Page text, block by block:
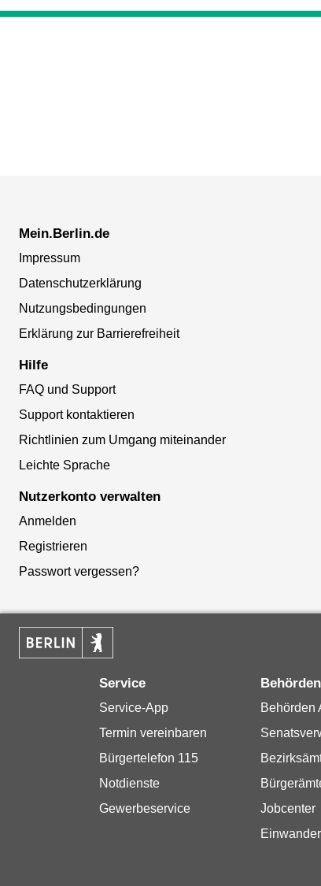
Mein.Berlin.de
Impressum
Datenschutzerklärung
Nutzungsbedingungen
Erklärung zur Barrierefreiheit
Hilfe
FAQ und Support
Support kontaktieren
Richtlinien zum Umgang miteinander
Leichte Sprache
Nutzerkonto verwalten
Anmelden
Registrieren
Passwort vergessen?
Service
Service-App
Termin vereinbaren
Bürgertelefon 115
Notdienste
Gewerbeservice
Behörden
Behörden
Jobcenter